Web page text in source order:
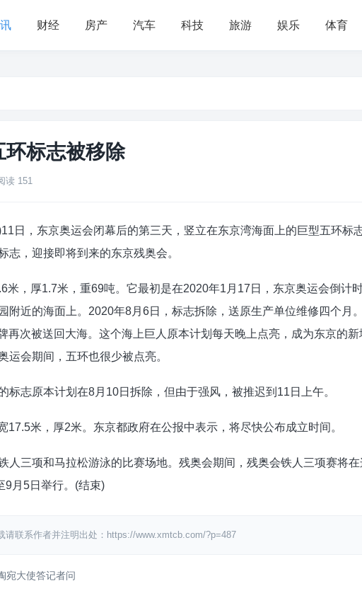
财经 房产 汽车 科技 旅游 娱乐 体育
环标志被移除
读 151
日，东京奥运会闭幕后的第三天，竖立在东京湾海面上的巨型五环标
志，迎接即将到来的东京残奥会。
米，厚1.7米，重69吨。它最初是在2020年1月17日，东京奥运会倒计
附近的海面上。2020年8月6日，标志拆除，送原生产单位维修四个月。
再次被送回大海。这个海上巨人原本计划每天晚上点亮，成为东京的新
运会期间，五环也很少被点亮。
标志原本计划在8月10日拆除，但由于强风，被推迟到11日上午。
17.5米，厚2米。东京都政府在公报中表示，将尽快公布成立时间。
人三项和马拉松游泳的比赛场地。残奥会期间，残奥会铁人三项赛将在
9月5日举行。(结束)
请联系作者并注明出处：https://www.xmtcb.com/?p=487
宛大使答记者问